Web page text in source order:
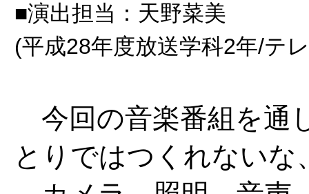
■演出担当：天野菜美
(平成28年度放送学科2年/テ
今回の音楽番組を通
とりではつくれない